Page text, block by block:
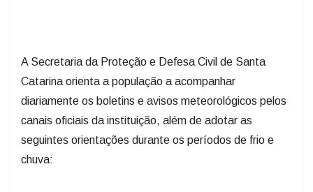
A Secretaria da Proteção e Defesa Civil de Santa
Catarina orienta a população a acompanhar
diariamente os boletins e avisos meteorológicos pelos
canais oficiais da instituição, além de adotar as
seguintes orientações durante os períodos de frio e
chuva: